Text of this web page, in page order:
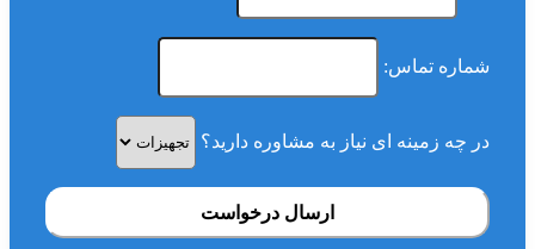
شماره تماس:
در چه زمینه ای نیاز به مشاوره دارید؟
ارسال درخواست